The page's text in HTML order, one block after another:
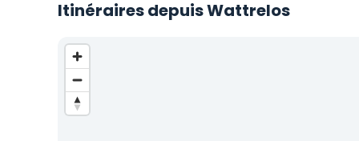
Itinéraires depuis Wattrelos